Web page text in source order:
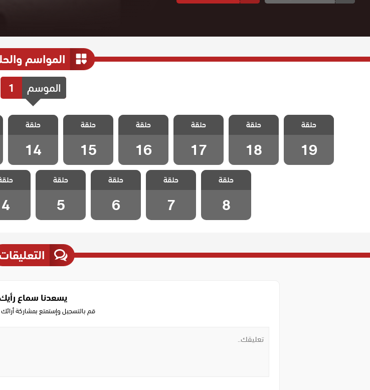
المواسم
الموسم 1
مسلسل حلقة
الحلقة 19
والاخيرة
حلقة
19
مسلسل حلقة
الحلقة 18
حلقة
18
مسلسل حلقة
الحلقة 17
حلقة
17
مسلسل حلقة
الحلقة 16
حلقة
16
مسلسل حلقة
الحلقة 15
حلقة
15
مسلسل حلقة
الحلقة 14
حلقة
14
مسلسل حلقة
الحلقة 8
حلقة
8
مسلسل حلقة
الحلقة 7
حلقة
7
مسلسل حلقة
الحلقة 6
حلقة
6
مسلسل حلقة
الحلقة 5
حلقة
5
مسلسل
4
يسعدنا سماع
قم بالتسجيل وإستمتع بمشاركة